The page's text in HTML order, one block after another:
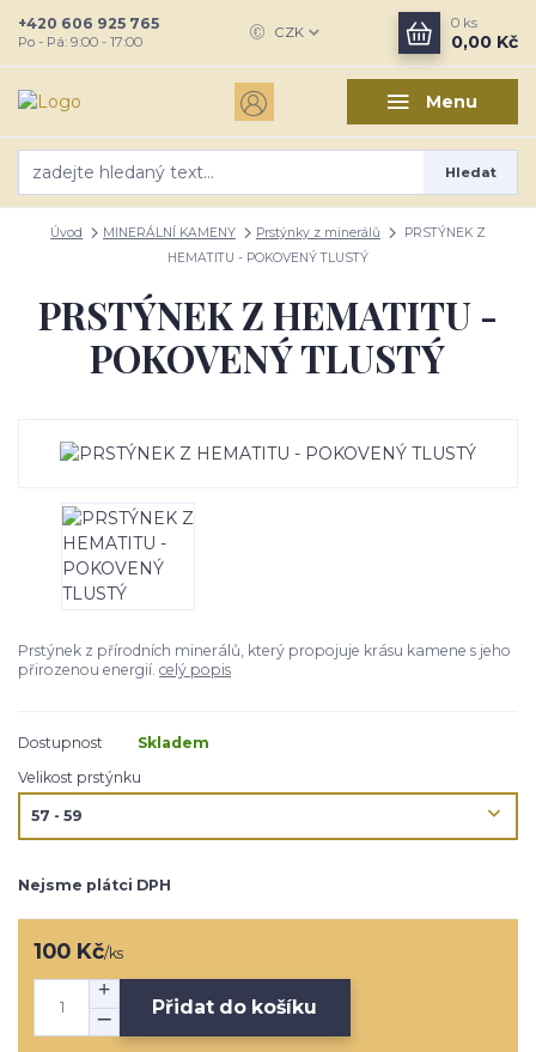
Menu
CZK
Hledat
+420 606 925 765
Po - Pá: 9:00 - 17:00
0 ks
0,00 Kč
Úvod MINERÁLNÍ KAMENY Prstýnky z minerálů
PRSTÝNEK Z
HEMATITU - POKOVENÝ TLUSTÝ
PRSTÝNEK Z HEMATITU -
POKOVENÝ TLUSTÝ
Prstýnek z přírodních minerálů, který propojuje krásu kamene s jeho
přirozenou energií. celý popis
Dostupnost
Skladem
Velikost prstýnku
Nejsme plátci DPH
100 Kč/ks
Přidat do košíku